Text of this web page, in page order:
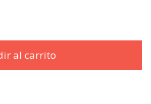
al carrito